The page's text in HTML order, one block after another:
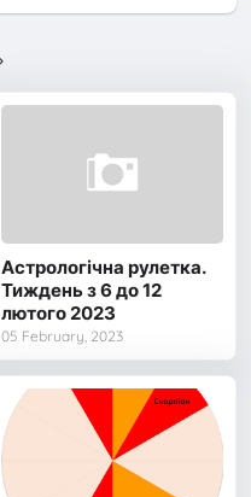
Астрологічна рулетка.
Тиждень з 6 до 12
лютого 2023
05 February, 2023